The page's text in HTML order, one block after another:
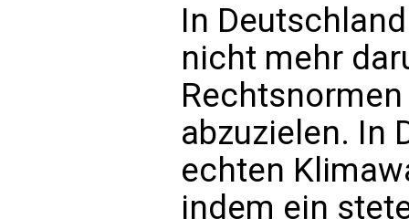
In
nicht mehr
abzuzielen. In
echten
indem ein